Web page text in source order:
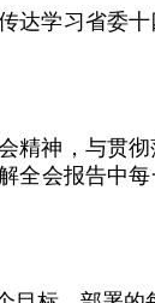
达学习省委
神，与贯
会报告中